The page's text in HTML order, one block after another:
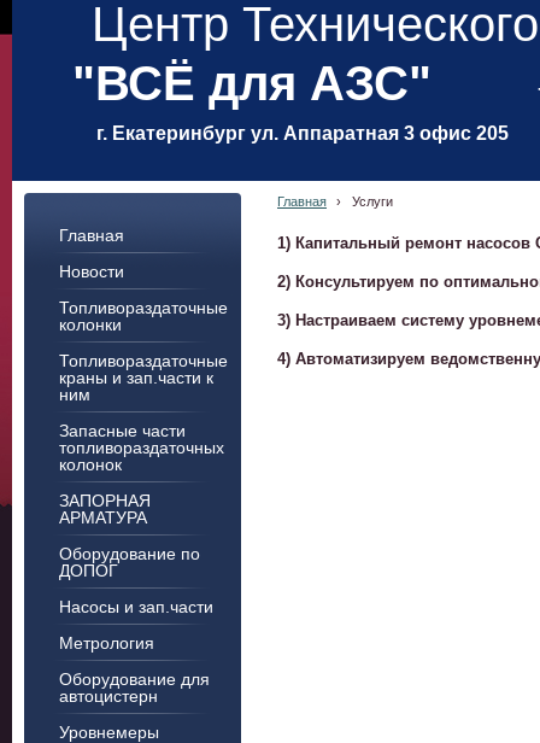
Центр
г. Екатеринбург ул. Аппаратная 3 офис 205
"ВСЁ для АЗС"
Главная
Новости
Топливораздаточные
колонки
Топливораздаточные
краны и зап.части к
ним
Запасные части
топливораздаточных
колонок
ЗАПОРНАЯ
АРМАТУРА
Оборудование по
ДОПОГ
Насосы и зап.части
Метрология
Оборудование для
автоцистерн
Уровнемеры
Главная › Услуги
1) Капитальный ремонт насосов
2) Консультируем по
3) Настраиваем систему
4) Автоматизируем